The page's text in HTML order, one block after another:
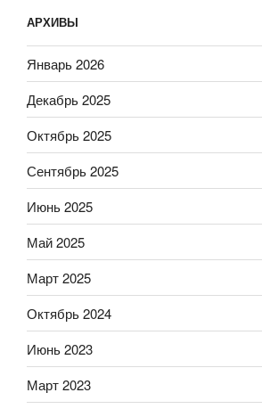
АРХИВЫ
Январь 2026
Декабрь 2025
Октябрь 2025
Сентябрь 2025
Июнь 2025
Май 2025
Март 2025
Октябрь 2024
Июнь 2023
Март 2023